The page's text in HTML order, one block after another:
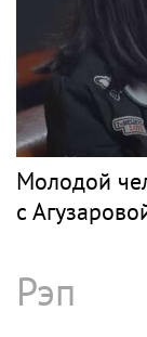
Молодой
с
Рэп